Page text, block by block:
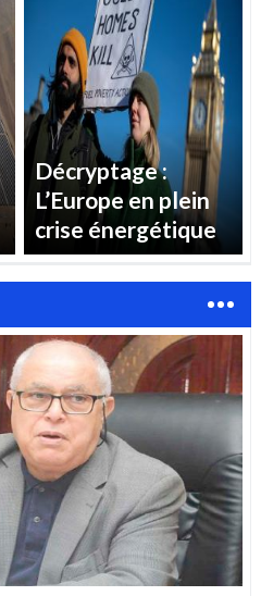
estivale
Décryptage :
L’Europe en plein
crise énergétique